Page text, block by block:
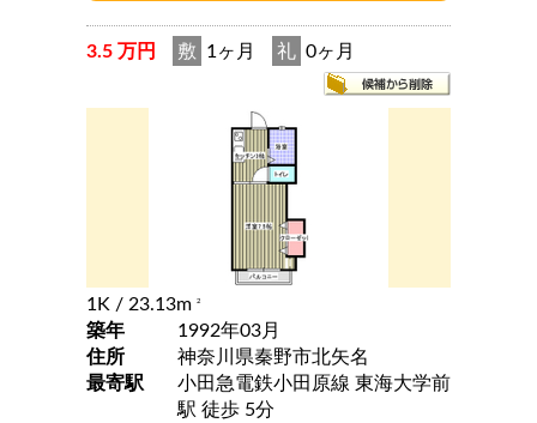
3.5 万円 敷 1ヶ月 礼 0ヶ月
1K / 23.13m 2
築年
1992年03月
住所
神奈川県秦野市北矢名
最寄駅
小田急電鉄小田原線 東海大学前
駅 徒歩 5分